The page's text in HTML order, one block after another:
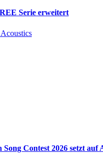
Serie erweitert
Contest 2026 setzt auf